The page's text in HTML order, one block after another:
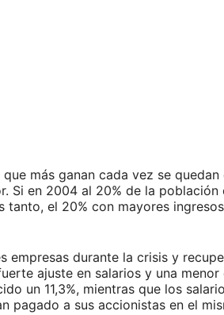
más ganan cada vez se
Si en 2004 al 20% de la población
tanto, el 20% con mayores
durante la crisis y
ajuste en salarios y una
un 11,3%, mientras que los
pagado a sus accionistas en el